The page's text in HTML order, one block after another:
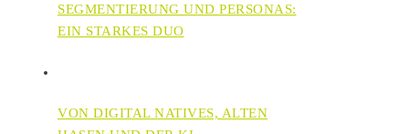
SEGMENTIERUNG UND PERSONAS:
EIN STARKES DUO
VON DIGITAL NATIVES, ALTEN